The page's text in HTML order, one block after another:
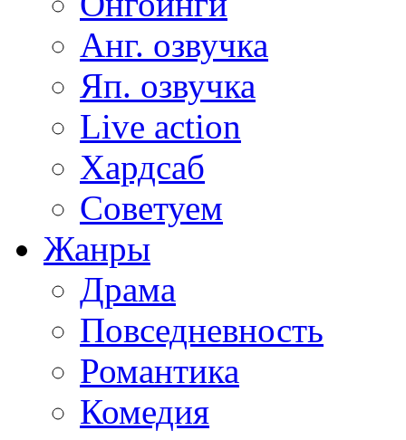
Анг. озвучка
Яп. озвучка
Live action
Хардсаб
Советуем
Жанры
Драма
Повседневность
Романтика
Комедия